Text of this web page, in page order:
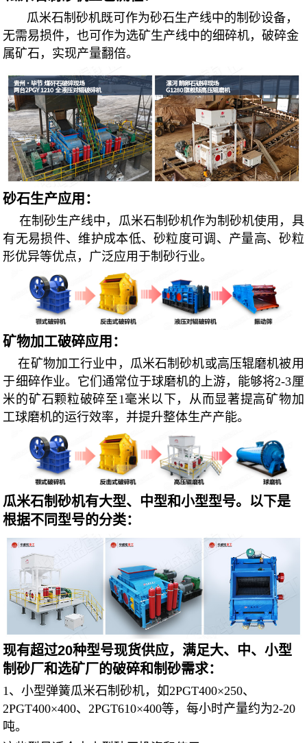
瓜米石制砂机既可作为砂石生产线中的制砂设备，
无需易损件，也可作为选矿生产线中的细碎机，破碎金
属矿石，实现产量翻倍。
砂石生产应用：
在制砂生产线中，瓜米石制砂机作为制砂机使用，具
有无易损件、维护成本低、砂粒度可调、产量高、砂粒
形优异等优点，广泛应用于制砂行业。
矿物加工破碎应用：
在矿物加工行业中，瓜米石制砂机或高压辊磨机被用
于细碎作业。它们通常位于球磨机的上游，能够将2-3厘
米的矿石颗粒破碎至1毫米以下，从而显著提高矿物加
工球磨机的运行效率，并提升整体生产产能。
瓜米石制砂机有大型、中型和小型型号。以下是
根据不同型号的分类：
现有超过20种型号现货供应，满足大、中、小型
制砂厂和选矿厂的破碎和制砂需求：
1、小型弹簧瓜米石制砂机，如2PGT400×250、
2PGT400×400、2PGT610×400等，每小时产量约为2-20
吨。